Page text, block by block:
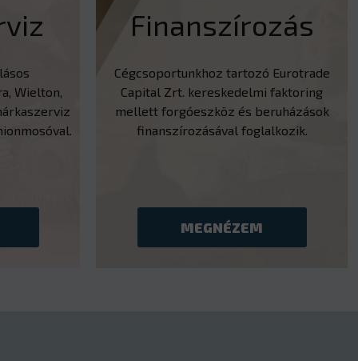
Wielton,
Finanszírozás
Cégcsoportunkhoz tartozó Eurotrade
Capital Zrt. kereskedelmi faktoring
mellett forgóeszköz és beruházások
finanszírozásával foglalkozik.
MEGNÉZEM